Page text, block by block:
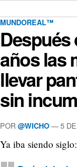
MUNDOREAL™
Después
años las
llevar
sin
POR @WICHO —5
Ya iba siendo siglo: